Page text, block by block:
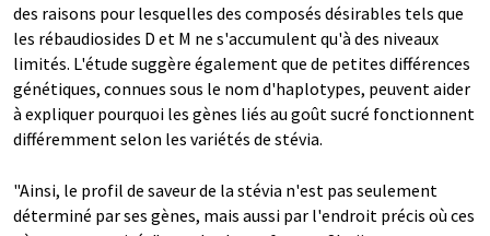
des raisons pour lesquelles des composés désirables tels que
les rébaudiosides D et M ne s'accumulent qu'à des niveaux
limités. L'étude suggère également que de petites différences
génétiques, connues sous le nom d'haplotypes, peuvent aider
à expliquer pourquoi les gènes liés au goût sucré fonctionnent
différemment selon les variétés de stévia.
"Ainsi, le profil de saveur de la stévia n'est pas seulement
déterminé par ses gènes, mais aussi par l'endroit précis où ces